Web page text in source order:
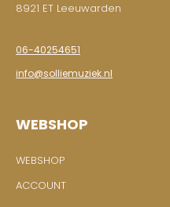
8921 ET Leeuwarden
06-40254651
info@solliemuziek.nl
WEBSHOP
WEBSHOP
ACCOUNT